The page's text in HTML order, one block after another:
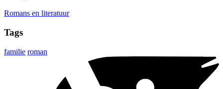
Romans en literatuur
Tags
familie roman